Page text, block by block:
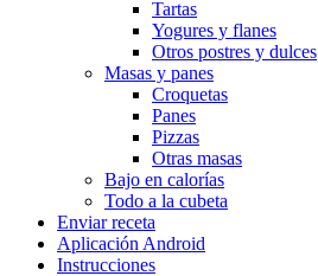
Tartas
Yogures y flanes
Otros postres y dulces
Masas y panes
Croquetas
Panes
Pizzas
Otras masas
Bajo en calorías
Todo a la cubeta
Enviar receta
Aplicación Android
Instrucciones